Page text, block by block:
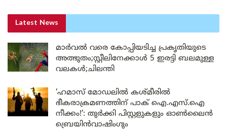
Latest News
മാർവൽ വരെ കോപ്പിയടിച്ച പ്രകൃതിയുടെ
അത്ഭുതം;സ്റ്റീലിനേക്കാൾ 5 ഇരട്ടി ബലമുള്ള
വലകൾ;ചിലന്തി
‘ഹമാസ് മോഡലിൽ കശ്മീരിൽ
ഭീകരാക്രമണത്തിന് പാക് ഐ.എസ്.ഐ
നീക്കം!’: തുർക്കി പിസ്റ്റളുകളും ഓൺലൈൻ
ബ്രെയിൻവാഷിംഗും